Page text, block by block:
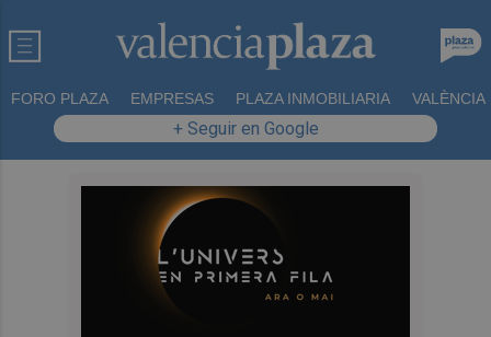
FORO PLAZA EMPRESAS PLAZA INMOBILIARIA VALÈNCIA
+ Seguir en Google